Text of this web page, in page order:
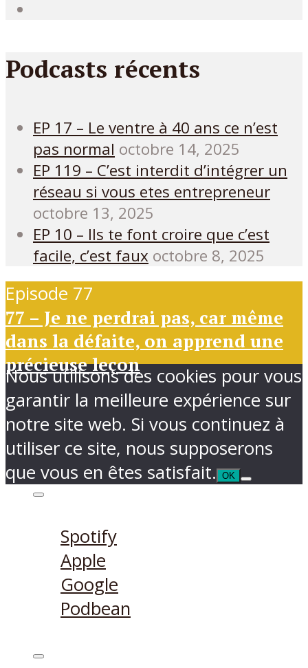
Podcasts récents
EP 17 – Le ventre à 40 ans ce n’est
pas normal octobre 14, 2025
EP 119 – C’est interdit d’intégrer un
réseau si vous etes entrepreneur
octobre 13, 2025
EP 10 – Ils te font croire que c’est
facile, c’est faux octobre 8, 2025
Episode 77
77 – Je ne perdrai pas, car même
dans la défaite, on apprend une
précieuse leçon
Spotify
Apple
Google
Podbean
Nous utilisons des cookies pour vous
garantir la meilleure expérience sur
notre site web. Si vous continuez à
utiliser ce site, nous supposerons
que vous en êtes satisfait.
OK